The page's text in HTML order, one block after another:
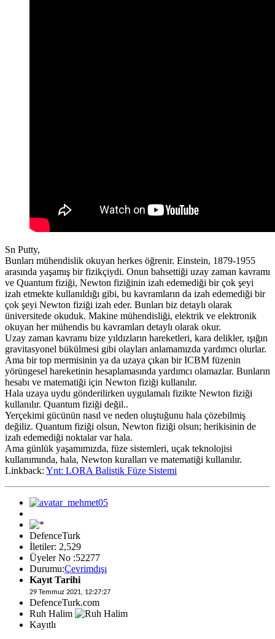
Sn Putty,
Bunları mühendislik okuyan herkes öğrenir. Einstein, 1879-1955
arasında yaşamış bir fizikçiydi. Onun bahsettiği uzay zaman kavramı
ve Quantum fiziği, Newton fiziğinin izah edemediği bir çok şeyi
izah etmekte kullanıldığı gibi, bu kavramların da izah edemediği bir
çok şeyi Newton fiziği izah eder. Bunları biz detaylı olarak
üniversitede okuduk. Makine mühendisliği, elektrik ve elektronik
okuyan her mühendis bu kavramları detaylı olarak okur.
Uzay zaman kavramı bize yıldızların hareketleri, kara delikler, ışığın
gravitasyonel bükülmesi gibi olayları anlamamızda yardımcı olurlar.
Ama bir top mermisinin ya da uzaya çıkan bir ICBM füzenin
yörüngesel hareketinin hesaplamasında yardımcı olamazlar. Bunların
hesabı ve matematiği için Newton fiziği kullanılır.
Hala uzaya uydu gönderilirken uygulamalı fizikte Newton fiziği
kullanılır. Quantum fiziği değil..
Yerçekimi gücünün nasıl ve neden oluştuğunu hala çözebilmiş
değiliz. Quantum fiziği olsun, Newton fiziği olsun; herikisinin de
izah edemediği noktalar var hala.
Ama günlük yaşamımızda, füze sistemleri, uçak teknolojisi
kullanımında, hala, Newton kuralları ve matematiği kullanılır.
Linkback: Ynt: LORA Balistik Füze Sistemi
DefenceTurk
İletiler: 2,529
Üyeler No :52277
Durumu:Çevrimdışı
Kayıt Tarihi
29 Temmuz 2021, 12:27:27
DefenceTurk.com
Ruh Halim
Kayıtlı